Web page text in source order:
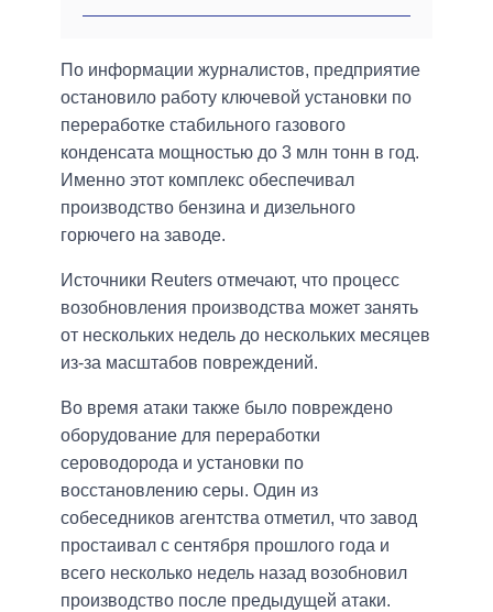
По информации журналистов, предприятие
остановило работу ключевой установки по
переработке стабильного газового
конденсата мощностью до 3 млн тонн в год.
Именно этот комплекс обеспечивал
производство бензина и дизельного
горючего на заводе.
Источники Reuters отмечают, что процесс
возобновления производства может занять
от нескольких недель до нескольких месяцев
из-за масштабов повреждений.
Во время атаки также было повреждено
оборудование для переработки
сероводорода и установки по
восстановлению серы. Один из
собеседников агентства отметил, что завод
простаивал с сентября прошлого года и
всего несколько недель назад возобновил
производство после предыдущей атаки.